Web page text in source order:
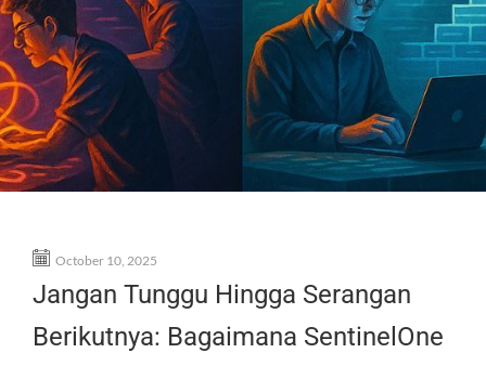
October 10, 2025
Jangan Tunggu Hingga Serangan
Berikutnya: Bagaimana SentinelOne